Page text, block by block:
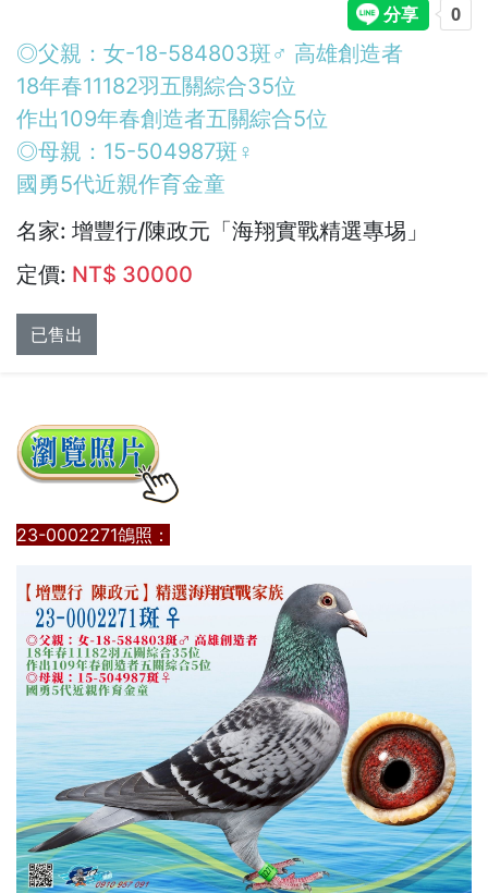
◎父親：女-18-584803斑♂︎ 高雄創造者
18年春11182羽五關綜合35位
作出109年春創造者五關綜合5位
◎母親：15-504987斑♀︎
國勇5代近親作育金童
名家: 增豐行/陳政元「海翔實戰精選專埸」
定價: NT$ 30000
已售出
23-0002271鴿照：